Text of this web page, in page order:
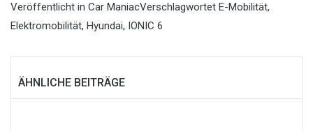
Veröffentlicht in Car ManiacVerschlagwortet E-Mobilität,
Elektromobilität, Hyundai, IONIC 6
ÄHNLICHE BEITRÄGE